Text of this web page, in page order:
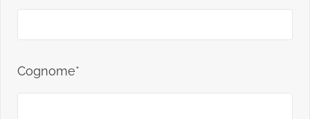
Cognome*